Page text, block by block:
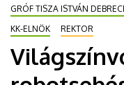
EGYETEM
GRÓF TISZA ISTVÁN
KK-ELNÖK
REKTOR